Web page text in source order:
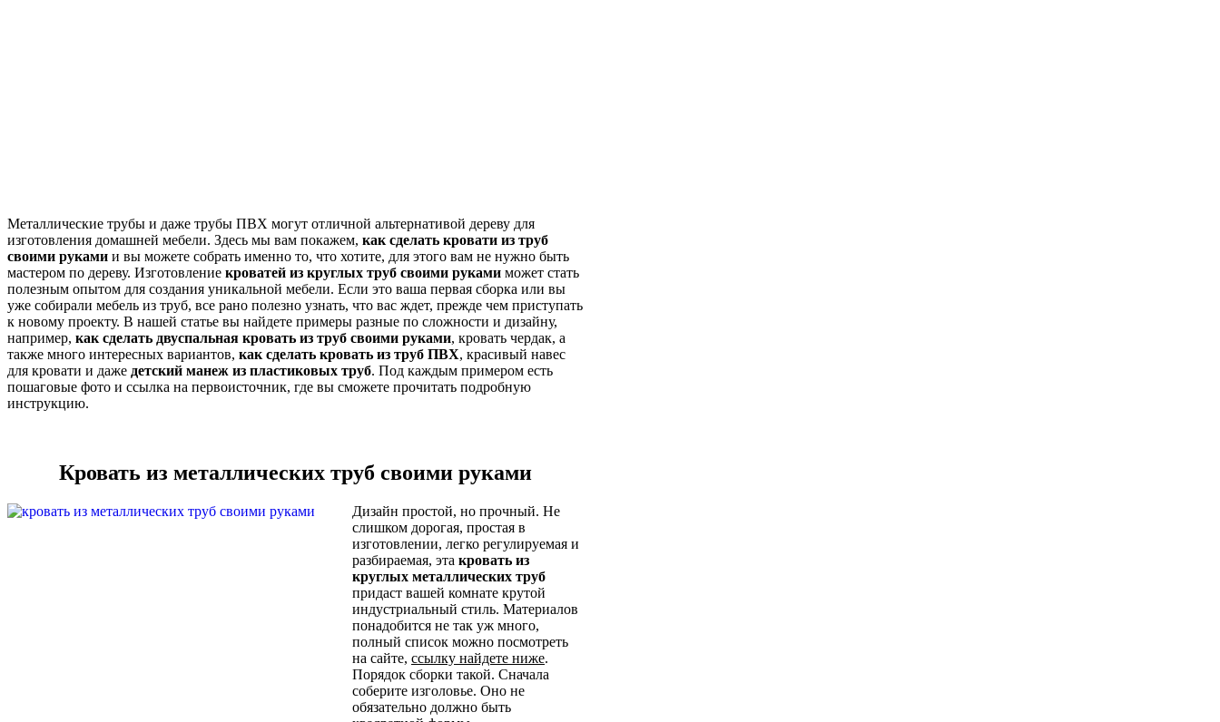
Металлические трубы и даже трубы ПВХ могут отличной альтернативой дереву для
изготовления домашней мебели. Здесь мы вам покажем, как сделать кровати из труб
своими руками и вы можете собрать именно то, что хотите, для этого вам не нужно быть
мастером по дереву. Изготовление кроватей из круглых труб своими руками может стать
полезным опытом для создания уникальной мебели. Если это ваша первая сборка или вы
уже собирали мебель из труб, все рано полезно узнать, что вас ждет, прежде чем приступать
к новому проекту. В нашей статье вы найдете примеры разные по сложности и дизайну,
например, как сделать двуспальная кровать из труб своими руками, кровать чердак, а
также много интересных вариантов, как сделать кровать из труб ПВХ, красивый навес
для кровати и даже детский манеж из пластиковых труб. Под каждым примером есть
пошаговые фото и ссылка на первоисточник, где вы сможете прочитать подробную
инструкцию.
Кровать из металлических труб своими руками
Дизайн простой, но прочный. Не
слишком дорогая, простая в
изготовлении, легко регулируемая и
разбираемая, эта кровать из
круглых металлических труб
придаст вашей комнате крутой
индустриальный стиль. Материалов
понадобится не так уж много,
полный список можно посмотреть
на сайте, ссылку найдете ниже.
Порядок сборки такой. Сначала
соберите изголовье. Оно не
обязательно должно быть